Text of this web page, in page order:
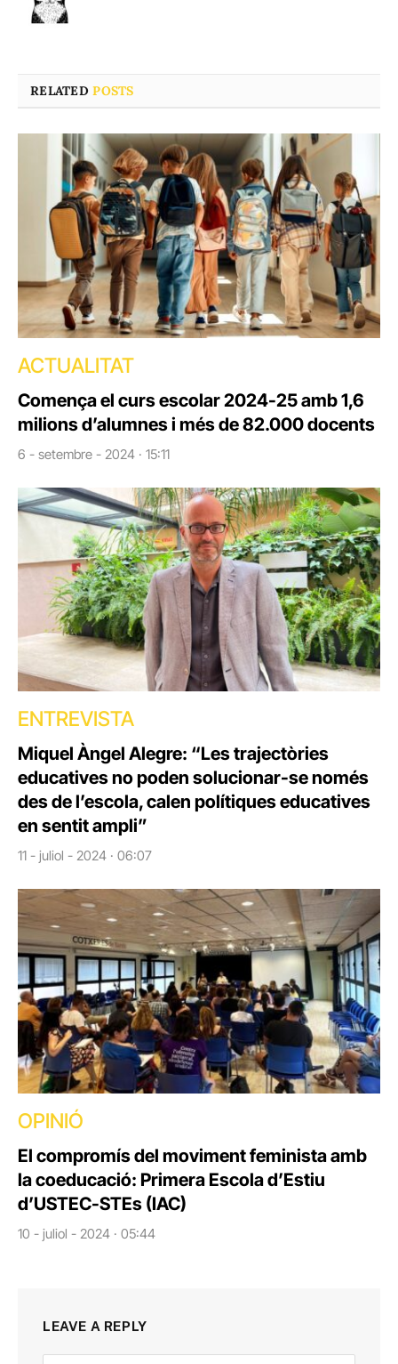
RELATEDPOSTS
ACTUALITAT
Comença el curs escolar 2024-25 amb 1,6
milions d’alumnes i més de 82.000 docents
6 - setembre - 2024 · 15:11
ENTREVISTA
Miquel Àngel Alegre: “Les trajectòries
educatives no poden solucionar-se només
des de l’escola, calen polítiques educatives
en sentit ampli”
11 - juliol - 2024 · 06:07
OPINIÓ
El compromís del moviment feminista amb
la coeducació: Primera Escola d’Estiu
d’USTEC-STEs (IAC)
10 - juliol - 2024 · 05:44
LEAVE A REPLY